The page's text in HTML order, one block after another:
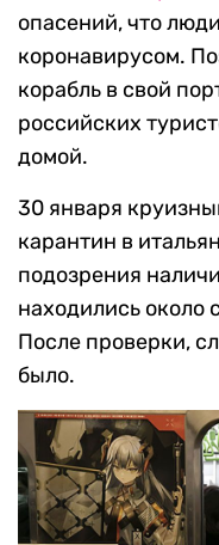
опасений, что
коронавирусом.
корабль в свой
российских
домой.
30 января
карантин в
подозрения
находились около
После проверки,
было.